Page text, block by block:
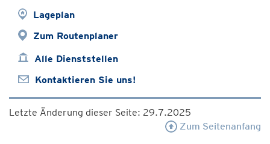
Lageplan
Zum Routenplaner
Alle Dienststellen
Kontaktieren Sie uns!
Letzte Änderung dieser Seite: 29.7.2025
Zum Seitenanfang